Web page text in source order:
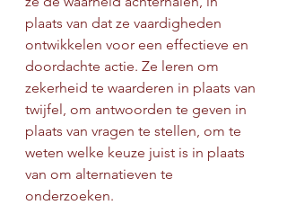
plaats van dat ze vaardigheden
ontwikkelen voor een effectieve en
doordachte actie. Ze leren om
zekerheid te waarderen in plaats van
twijfel, om antwoorden te geven in
plaats van vragen te stellen, om te
weten welke keuze juist is in plaats
van om alternatieven te
onderzoeken.